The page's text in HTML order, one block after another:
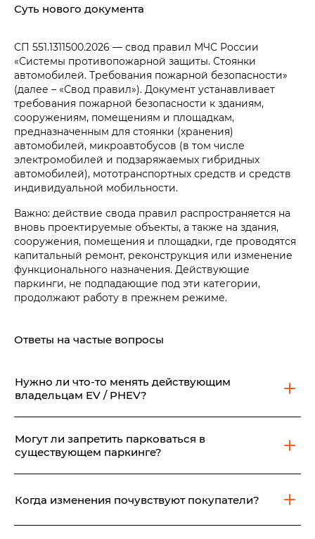
Суть нового документа
СП 551.1311500.2026 — свод правил МЧС России
«Системы противопожарной защиты. Стоянки
автомобилей. Требования пожарной безопасности»
(далее – «Свод правил»). Документ устанавливает
требования пожарной безопасности к зданиям,
сооружениям, помещениям и площадкам,
предназначенным для стоянки (хранения)
автомобилей, микроавтобусов (в том числе
электромобилей и подзаряжаемых гибридных
автомобилей), мототранспортных средств и средств
индивидуальной мобильности.
Важно: действие свода правил распространяется на
вновь проектируемые объекты, а также на здания,
сооружения, помещения и площадки, где проводятся
капитальный ремонт, реконструкция или изменение
функционального назначения. Действующие
паркинги, не подпадающие под эти категории,
продолжают работу в прежнем режиме.
Ответы на частые вопросы
Нужно ли что-то менять действующим
владельцам EV / PHEV?
изменился.
Могут ли запретить парковаться в
существующем паркинге?
объекты проектирование, строительство,
капитальный ремонт, реконструкция, и изменение
функционального назначения которых произошли и
Когда изменения почувствуют покупатели?